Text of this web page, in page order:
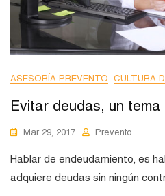
ASESORÍA PREVENTO CULTURA
Evitar deudas, un tema
Mar 29, 2017 Prevento
Hablar de endeudamiento, es
adquiere deudas sin ningún